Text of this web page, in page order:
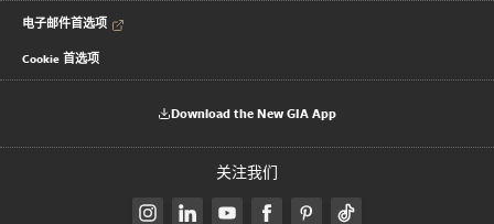
电子邮件首选项
Cookie 首选项
Download the New GIA App
关注我们